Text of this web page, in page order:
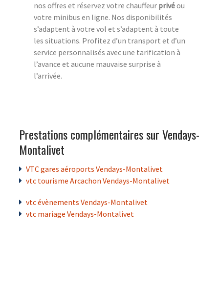
nos offres et réservez votre chauffeur privéou
votre minibus en ligne. Nos disponibilités
s’adaptent à votre vol et s’adaptent à toute
les situations. Profitez d’un transport et d’un
service personnalisés avec une tarification à
l’avance et aucune mauvaise surprise à
l’arrivée.
Prestations complémentaires sur Vendays-
Montalivet
VTC gares aéroports Vendays-Montalivet
vtc tourisme Arcachon Vendays-Montalivet
vtc évènements Vendays-Montalivet
vtc mariage Vendays-Montalivet